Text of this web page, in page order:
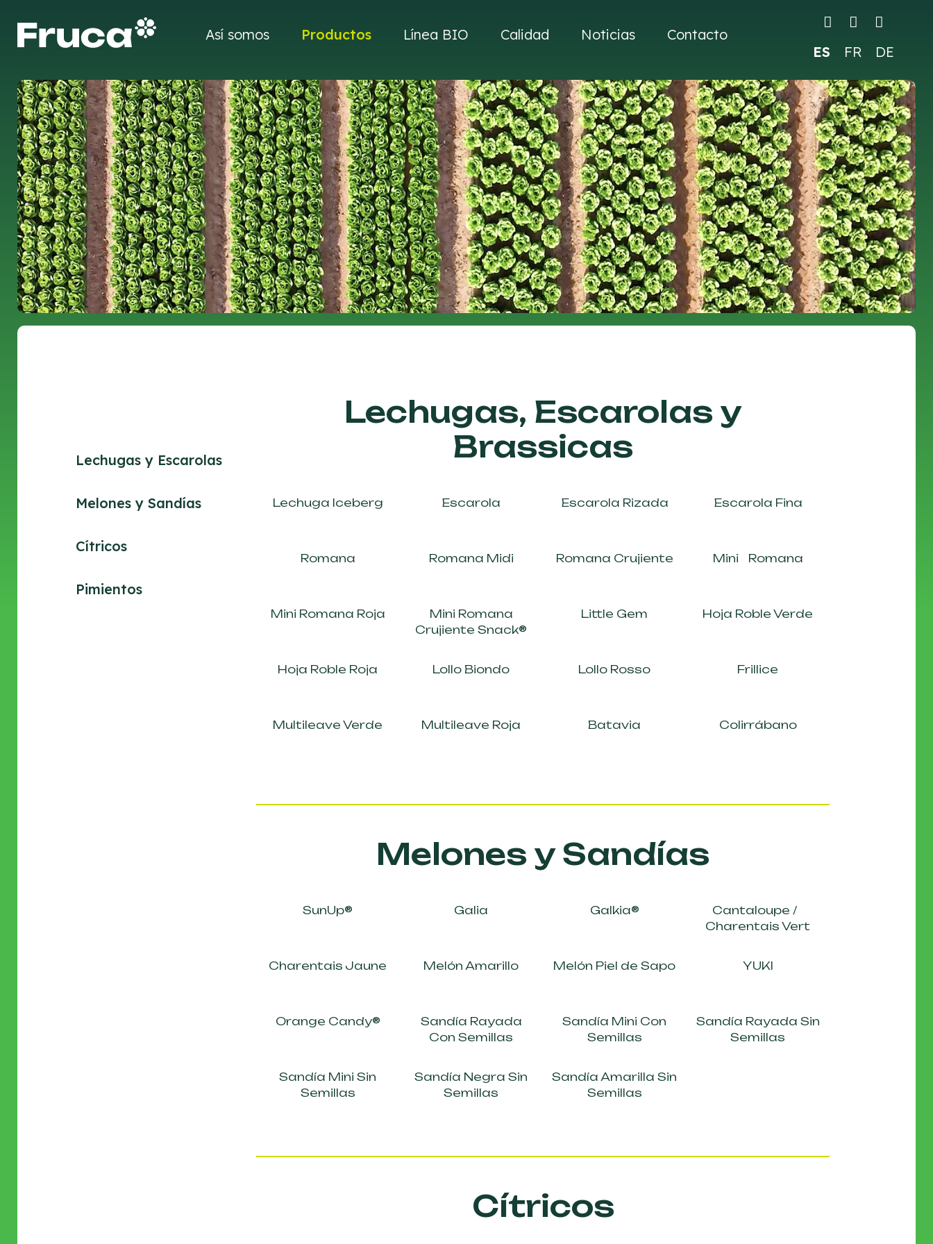
Así somos Productos Línea BIO Calidad Noticias
Contacto
ES
FR DE
Lechugas y Escarolas
Melones y Sandías
Cítricos
Pimientos
Lechugas, Escarolas y
Brassicas
Lechuga Iceberg Escarola Escarola Rizada Escarola Fina
Romana Romana Midi Romana Crujiente Mini Romana
Mini Romana Roja
Mini Romana
Crujiente Snack®
Little Gem Hoja Roble Verde
Hoja Roble Roja Lollo Biondo Lollo Rosso Frillice
Multileave Verde Multileave Roja Batavia Colirrábano
Melones y Sandías
SunUp® Galia Galkia®
Cantaloupe /
Charentais Vert
Charentais Jaune Melón Amarillo Melón Piel de Sapo YUKI
Orange Candy®
Sandía Rayada
Con Semillas
Sandía Mini Con
Semillas
Sandía Rayada Sin
Semillas
Sandía Mini Sin
Semillas
Sandía Negra Sin
Semillas
Sandía Amarilla Sin
Semillas
Cítricos